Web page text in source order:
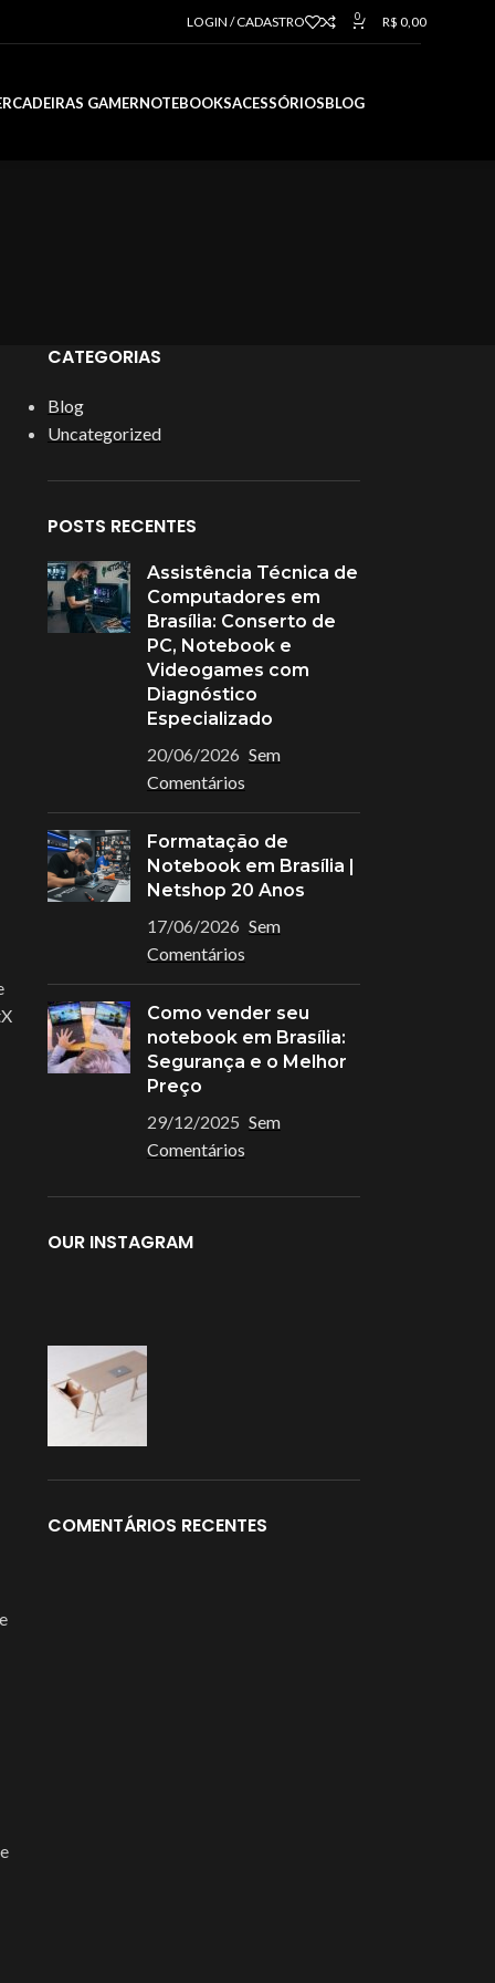
LOGIN / CADASTRO 0 R$ 0,00
Hardware
CADEIRAS GAMERNOTEBOOKSACESSÓRIOSBLOG
CATEGORIAS
Blog
Uncategorized
POSTS RECENTES
Assistência Técnica de
Computadores em
Brasília: Conserto de
PC, Notebook e
Videogames com
Diagnóstico
Especializado
20/06/2026 Sem
Comentários
Formatação de
Notebook em Brasília |
Netshop 20 Anos
17/06/2026 Sem
Comentários
Como vender seu
notebook em Brasília:
Segurança e o Melhor
Preço
29/12/2025 Sem
Comentários
OUR INSTAGRAM
COMENTÁRIOS RECENTES